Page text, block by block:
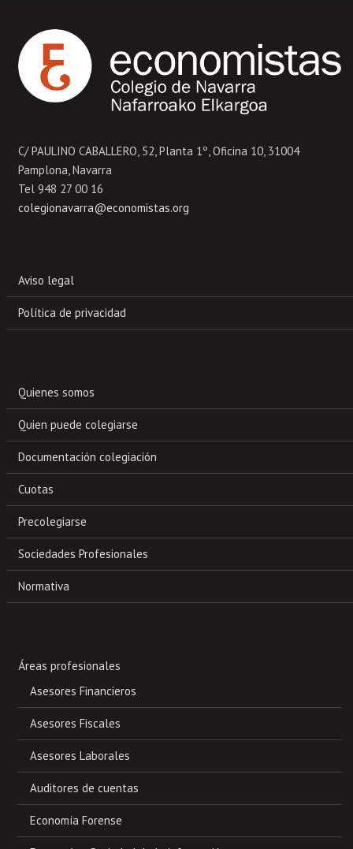
C/ PAULINO CABALLERO, 52, Planta 1º, Oficina 10, 31004
Pamplona, Navarra
Tel 948 27 00 16
colegionavarra@economistas.org
Aviso legal
Política de privacidad
Quienes somos
Quien puede colegiarse
Documentación colegiación
Cuotas
Precolegiarse
Sociedades Profesionales
Normativa
Áreas profesionales
Asesores Financieros
Asesores Fiscales
Asesores Laborales
Auditores de cuentas
Economía Forense